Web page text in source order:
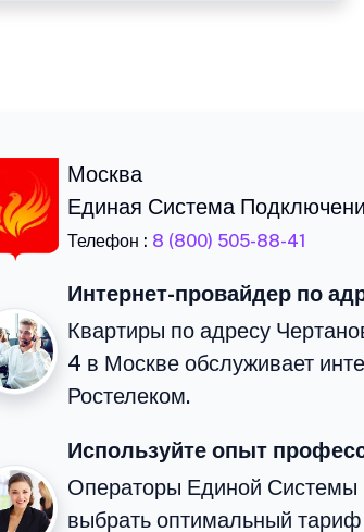
Москва
Единая Система
Телефон : 8 (800) 505-88-41
Интернет-провайдер по
Квартиры по адресу
4 в Москве обслуживает
Ростелеком.
Используйте опыт
Операторы Единой Системы
выбрать оптимальный тариф